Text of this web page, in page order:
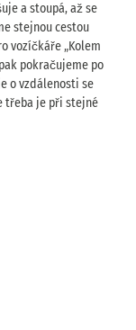
a stoupá, až se
stejnou cestou
vozíčkáře „Kolem
pokračujeme po
o vzdálenosti se
třeba je při stejné